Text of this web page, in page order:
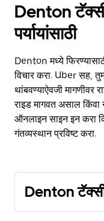
Denton
पर्यायांसाठी
Denton मध्ये
विचार करा. Uber सह,
थांबवण्याऐवजी मागणीवर
राइड मागवत असाल किंवा
ऑनलाइन साइन इन करा
गंतव्यस्थान प्रविष्ट करा.
Denton